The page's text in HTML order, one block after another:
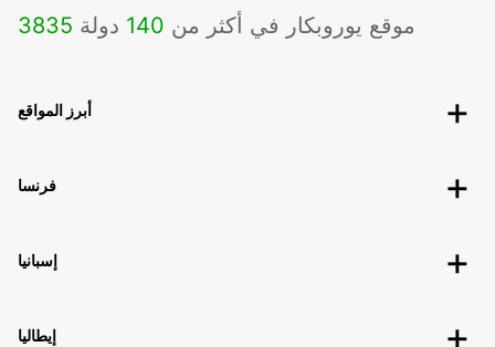
3835 موقع يوروبكار في أكثر من 140 دولة
أبرز المواقع
فرنسا
إسبانيا
إيطاليا